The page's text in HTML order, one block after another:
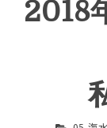
2018